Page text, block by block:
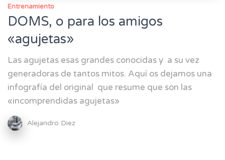
Entrenamiento
DOMS, o para los amigos
«agujetas»
Las agujetas esas grandes conocidas y a su vez
generadoras de tantos mitos. Aquí os dejamos una
infografía del original que resume que son las
«incomprendidas agujetas»
Alejandro Diez